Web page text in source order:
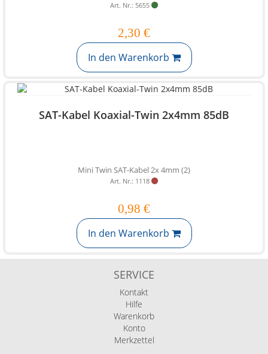
Art. Nr.: 5655
2,30 €
In den Warenkorb
SAT-Kabel Koaxial-Twin 2x4mm 85dB
Mini Twin SAT-Kabel 2x 4mm (2)
Art. Nr.: 1118
0,98 €
In den Warenkorb
SERVICE
Kontakt
Hilfe
Warenkorb
Konto
Merkzettel